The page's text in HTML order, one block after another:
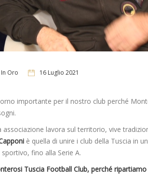
Oro 16 Luglio 2021
importante per il nostro club perché
lavora sul territorio, vive
è quella di unire i club della Tuscia in
fino alla Serie A.
Tuscia Football Club, perché